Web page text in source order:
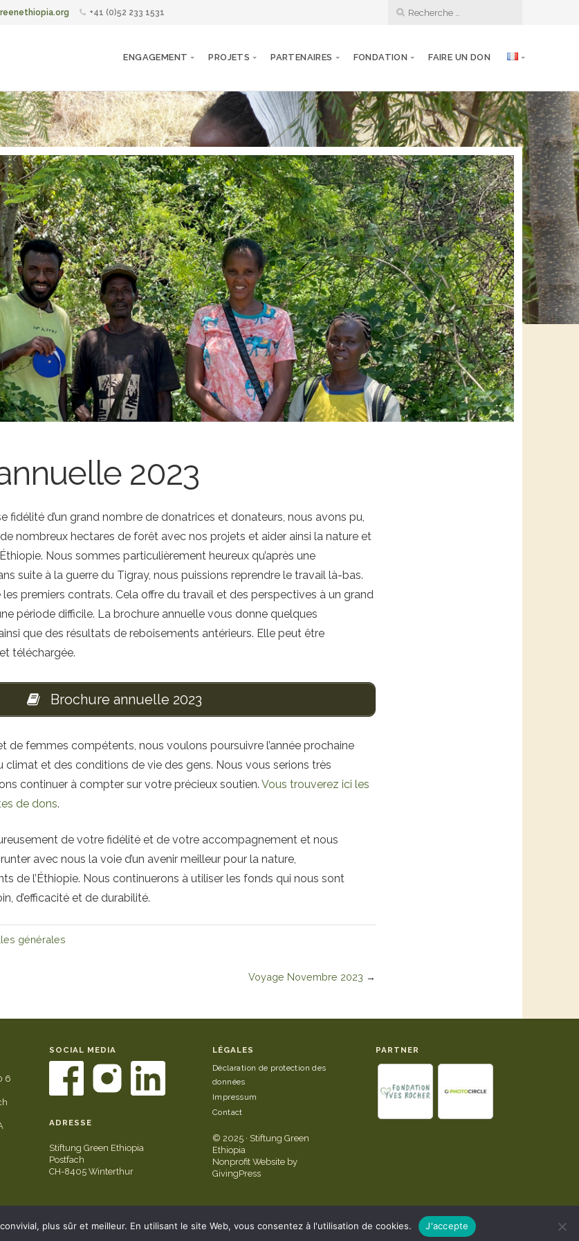
+41 (0)52 233 1531
ENGAGEMENT PROJETS PARTENAIRES FONDATION FAIRE UN DON
2023
fidélité d’un grand nombre de donatrices et donateurs, nous avons pu,
nombreux hectares de forêt avec nos projets et aider ainsi la nature et
Nous sommes particulièrement heureux qu’après une
suite à la guerre du Tigray, nous puissions reprendre le travail là-bas.
premiers contrats. Cela offre du travail et des perspectives à un grand
période difficile. La brochure annuelle vous donne quelques
que des résultats de reboisements antérieurs. Elle peut être
téléchargée.
Brochure annuelle 2023
de femmes compétents, nous voulons poursuivre l’année prochaine
climat et des conditions de vie des gens. Nous vous serions très
continuer à compter sur votre précieux soutien.Vous trouverez ici les
de dons.
de votre fidélité et de votre accompagnement et nous
avec nous la voie d’un avenir meilleur pour la nature,
de l’Éthiopie. Nous continuerons à utiliser les fonds qui nous sont
d’efficacité et de durabilité.
générales
Voyage Novembre 2023 →
6
SOCIAL MEDIA
ADRESSE
Stiftung Green Ethiopia
Postfach
CH-8405 Winterthur
LÉGALES
Déclaration de protection des
données
Impressum
Contact
© 2025 · Stiftung Green
Ethiopia
Nonprofit Website by
GivingPress
PARTNER
plus sûr et meilleur. En utilisant le site Web, vous consentez à l'utilisation de cookies. J'accepte